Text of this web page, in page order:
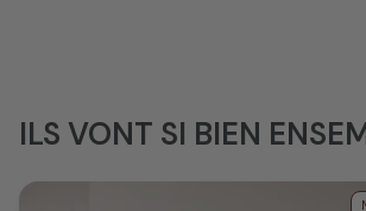
ILS VONT SI BIEN